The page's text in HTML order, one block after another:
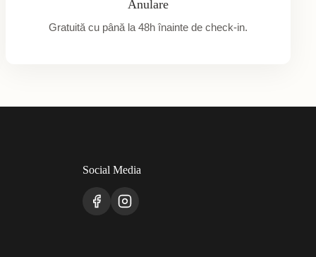
Anulare
Gratuită cu până la 48h înainte de check-in.
Social Media